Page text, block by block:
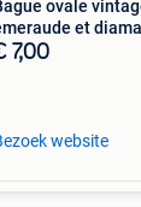
ovale
et
7,00
website